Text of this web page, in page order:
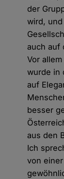
der
wird,
auch auf
Vor
wurde in
auf
besser
aus den
Ich
von